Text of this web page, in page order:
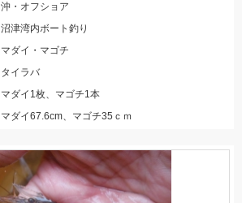
沖・オフショア
沼津湾内ボート釣り
マダイ・マゴチ
タイラバ
マダイ1枚、マゴチ1本
マダイ67.6cm、マゴチ35ｃｍ